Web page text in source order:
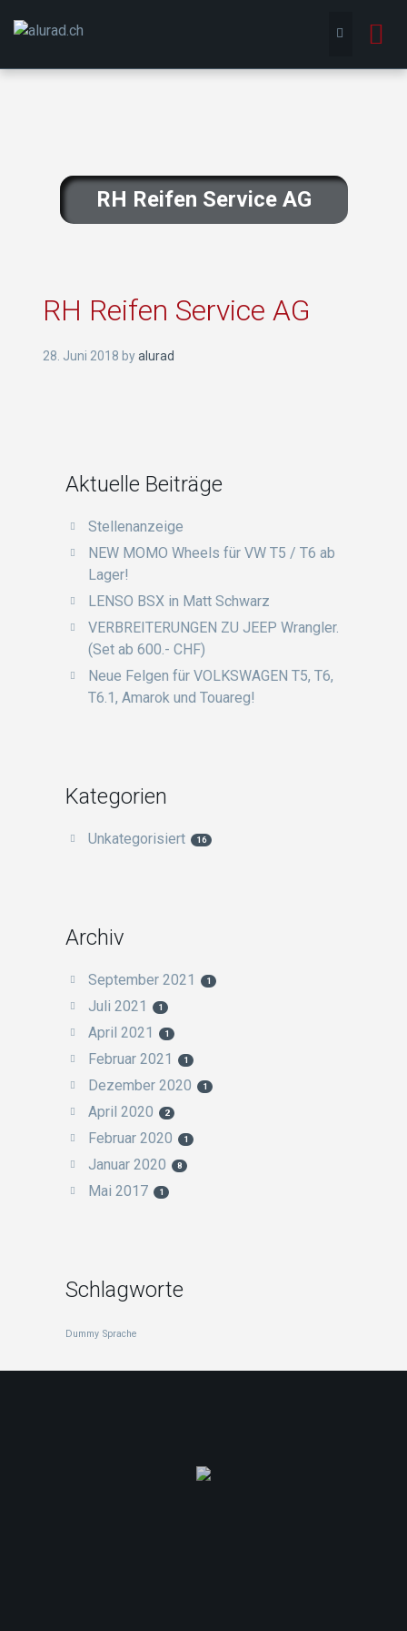
RH Reifen Service AG
RH Reifen Service AG
28. Juni 2018 byalurad
Aktuelle Beiträge
Stellenanzeige
NEW MOMO Wheels für VW T5 / T6 ab
Lager!
LENSO BSX in Matt Schwarz
VERBREITERUNGEN ZU JEEP Wrangler.
(Set ab 600.- CHF)
Neue Felgen für VOLKSWAGEN T5, T6,
T6.1, Amarok und Touareg!
Kategorien
Unkategorisiert 16
Archiv
September 2021 1
Juli 2021 1
April 2021 1
Februar 2021 1
Dezember 2020 1
April 2020 2
Februar 2020 1
Januar 2020 8
Mai 2017 1
Schlagworte
Dummy Sprache